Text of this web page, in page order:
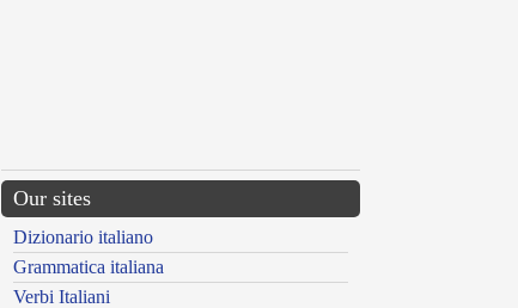
Our sites
Dizionario italiano
Grammatica italiana
Verbi Italiani